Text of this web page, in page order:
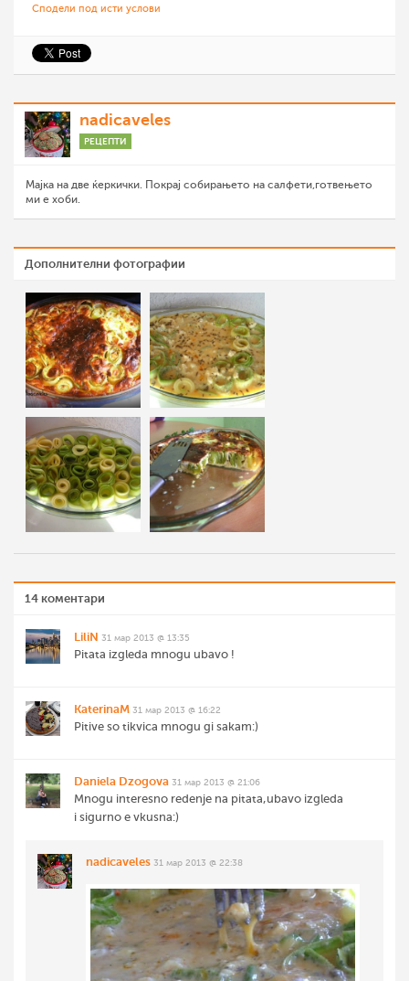
Сподели под исти услови
nadicaveles
РЕЦЕПТИ
Мајка на две ќеркички. Покрај собирањето на салфети,готвењето
ми е хоби.
Дополнителни фотографии
14 коментари
LiliN 31 мар 2013 @ 13:35
Pitata izgleda mnogu ubavo !
KaterinaM 31 мар 2013 @ 16:22
Pitive so tikvica mnogu gi sakam:)
Daniela Dzogova 31 мар 2013 @ 21:06
Mnogu interesno redenje na pitata,ubavo izgleda
i sigurno e vkusna:)
nadicaveles 31 мар 2013 @ 22:38